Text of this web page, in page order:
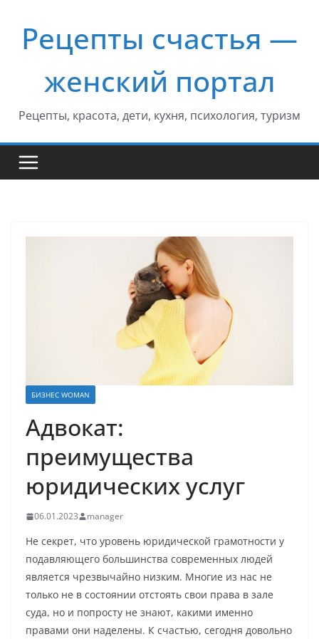
содержимому
Рецепты счастья —
женский портал
Рецепты, красота, дети, кухня, психология, туризм
БИЗНЕС WOMAN
Адвокат:
преимущества
юридических услуг
06.01.2023 manager
Не секрет, что уровень юридической грамотности у
подавляющего большинства современных людей
является чрезвычайно низким. Многие из нас не
только не в состоянии отстоять свои права в зале
суда, но и попросту не знают, какими именно
правами они наделены. К счастью, сегодня довольно